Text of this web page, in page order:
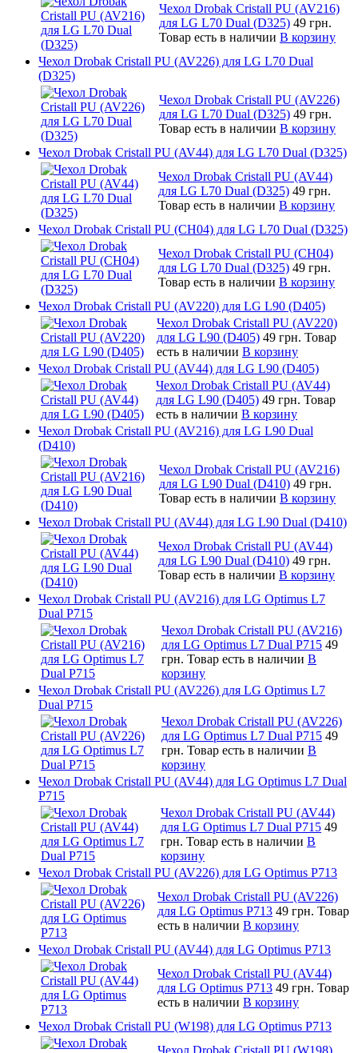
Чехол Drobak Cristall PU (AV216)
для LG L70 Dual (D325) 49 грн.
Товар есть в наличии В корзину
Чехол Drobak Cristall PU (AV226) для LG L70 Dual
(D325)
Чехол Drobak Cristall PU (AV226)
для LG L70 Dual (D325) 49 грн.
Товар есть в наличии В корзину
Чехол Drobak Cristall PU (AV44) для LG L70 Dual (D325)
Чехол Drobak Cristall PU (AV44)
для LG L70 Dual (D325) 49 грн.
Товар есть в наличии В корзину
Чехол Drobak Cristall PU (CH04) для LG L70 Dual (D325)
Чехол Drobak Cristall PU (CH04)
для LG L70 Dual (D325) 49 грн.
Товар есть в наличии В корзину
Чехол Drobak Cristall PU (AV220) для LG L90 (D405)
Чехол Drobak Cristall PU (AV220)
для LG L90 (D405) 49 грн. Товар
есть в наличии В корзину
Чехол Drobak Cristall PU (AV44) для LG L90 (D405)
Чехол Drobak Cristall PU (AV44)
для LG L90 (D405) 49 грн. Товар
есть в наличии В корзину
Чехол Drobak Cristall PU (AV216) для LG L90 Dual
(D410)
Чехол Drobak Cristall PU (AV216)
для LG L90 Dual (D410) 49 грн.
Товар есть в наличии В корзину
Чехол Drobak Cristall PU (AV44) для LG L90 Dual (D410)
Чехол Drobak Cristall PU (AV44)
для LG L90 Dual (D410) 49 грн.
Товар есть в наличии В корзину
Чехол Drobak Cristall PU (AV216) для LG Optimus L7
Dual P715
Чехол Drobak Cristall PU (AV216)
для LG Optimus L7 Dual P715 49
грн. Товар есть в наличии В
корзину
Чехол Drobak Cristall PU (AV226) для LG Optimus L7
Dual P715
Чехол Drobak Cristall PU (AV226)
для LG Optimus L7 Dual P715 49
грн. Товар есть в наличии В
корзину
Чехол Drobak Cristall PU (AV44) для LG Optimus L7 Dual
P715
Чехол Drobak Cristall PU (AV44)
для LG Optimus L7 Dual P715 49
грн. Товар есть в наличии В
корзину
Чехол Drobak Cristall PU (AV226) для LG Optimus P713
Чехол Drobak Cristall PU (AV226)
для LG Optimus P713 49 грн. Товар
есть в наличии В корзину
Чехол Drobak Cristall PU (AV44) для LG Optimus P713
Чехол Drobak Cristall PU (AV44)
для LG Optimus P713 49 грн. Товар
есть в наличии В корзину
Чехол Drobak Cristall PU (W198) для LG Optimus P713
Чехол Drobak Cristall PU (W198)